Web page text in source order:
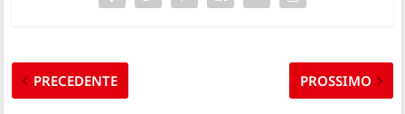
PRECEDENTE PROSSIMO